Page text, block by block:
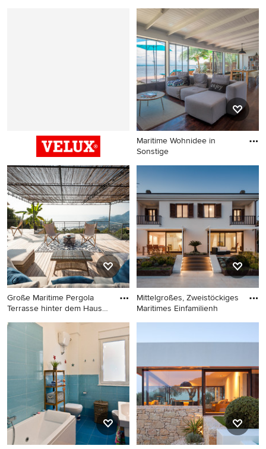
Maritimes Wohnzimmer mit
weißer Wandfarbe und
beigem Boden in Palma de
Mallorca
Maritime Wohnidee in
Sonstige
Maritime Wohnidee in
Sonstige
Große Maritime Pergola
Terrasse hinter dem Haus
Große Maritime Pergola
Terrasse hinter dem Haus in
Sonstige
Mittelgroßes, Zweistöckiges
Maritimes Einfamilienh
Mittelgroßes, Zweistöckiges
Fassadenfarbe und
Flachdach in Sonstige